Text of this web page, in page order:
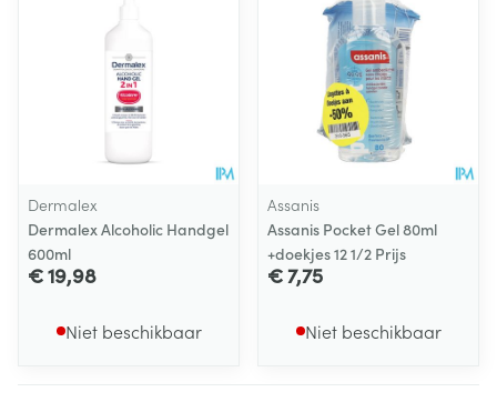
Dermalex
Dermalex Alcoholic Handgel
600ml
€ 19,98
Niet beschikbaar
Assanis
Assanis Pocket Gel 80ml
+doekjes 12 1/2 Prijs
€ 7,75
Niet beschikbaar